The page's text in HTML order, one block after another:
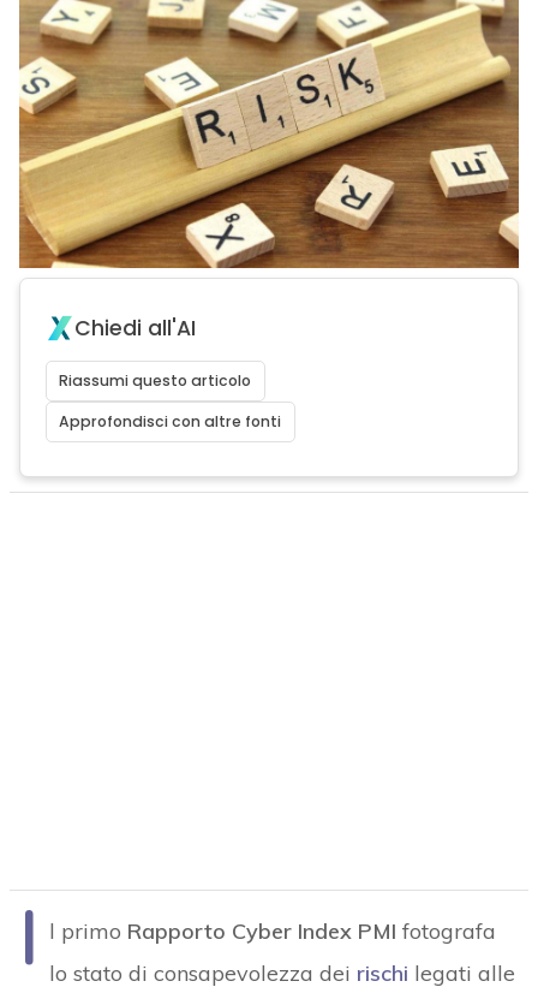
Chiedi all'AI
Riassumi questo articolo
Approfondisci con altre fonti
I l primo Rapporto Cyber Index PMI fotografa
lo stato di consapevolezza dei rischi legati alle